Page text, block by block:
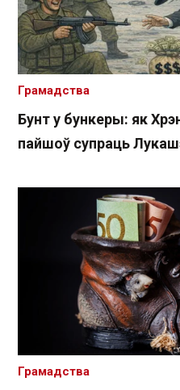
Бунт у бункеры: як
пайшоў супраць
Грамадства
Грамадства